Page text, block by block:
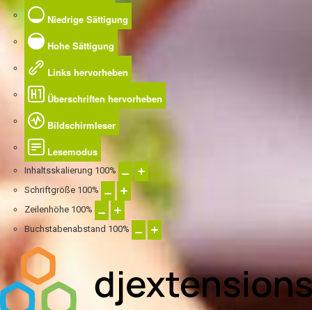
Niedrige Sättigung
Hohe Sättigung
Links hervorheben
Überschriften hervorheben
Bildschirmleser
Lesemodus
Inhaltsskalierung 100%
Schriftgröße 100%
Zeilenhöhe 100%
Buchstabenabstand 100%